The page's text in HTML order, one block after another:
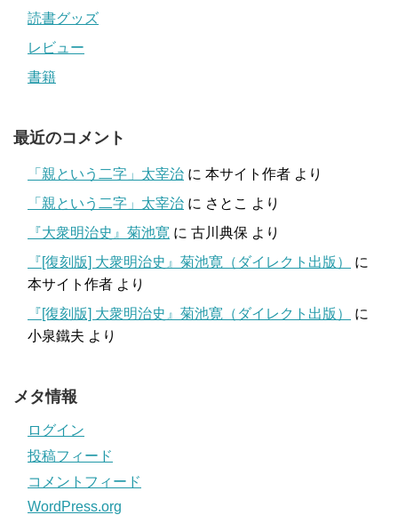
読書グッズ
レビュー
書籍
最近のコメント
「親という二字」太宰治 に 本サイト作者 より
「親という二字」太宰治 に さとこ より
『大衆明治史』菊池寛 に 古川典保 より
『[復刻版] 大衆明治史』菊池寛（ダイレクト出版）
に
本サイト作者 より
『[復刻版] 大衆明治史』菊池寛（ダイレクト出版）
に
小泉鐵夫 より
メタ情報
ログイン
投稿フィード
コメントフィード
WordPress.org